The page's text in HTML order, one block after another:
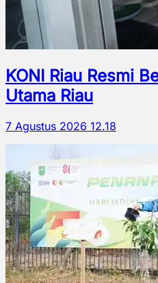
KONI Riau Resmi
Utama Riau
7 Agustus 2026 12.18